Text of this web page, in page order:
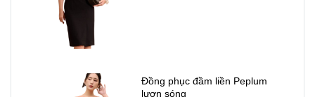
Đồng phục đầm liền Peplum
lượn sóng